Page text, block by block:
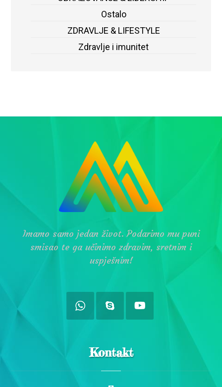
Ostalo
ZDRAVLJE & LIFESTYLE
Zdravlje i imunitet
Imamo samo jedan život. Podarimo mu puni
smisao te ga učinimo zdravim, sretnim i
uspješnim!
Kontakt